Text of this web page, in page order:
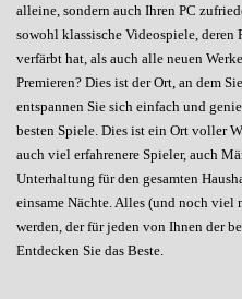
alleine, sondern auch Ihren PC
sowohl klassische Videospiele,
verfärbt hat, als auch alle neuen
Premieren? Dies ist der Ort, an dem
entspannen Sie sich einfach und
besten Spiele. Dies ist ein Ort voller
auch viel erfahrenere Spieler, auch
Unterhaltung für den gesamten
einsame Nächte. Alles (und noch viel
werden, der für jeden von Ihnen der
Entdecken Sie das Beste.